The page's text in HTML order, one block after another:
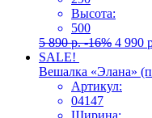
Высота:
500
5 890р. -16% 4 990
SALE!
Вешалка «Элана»
Артикул:
04147
Ширина: